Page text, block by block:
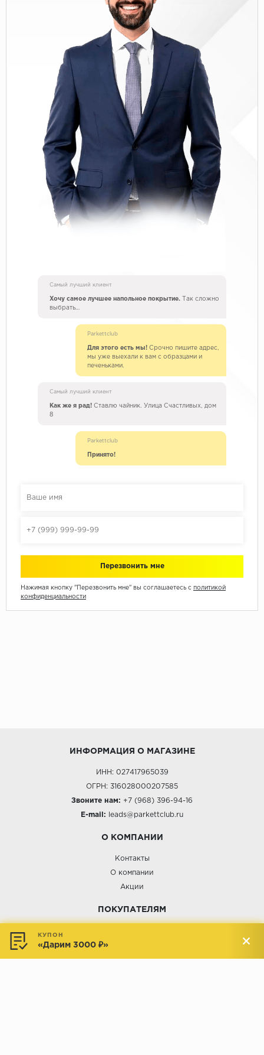
Самый лучший клиент
Хочу самое лучшее напольное покрытие. Так сложно
выбрать…
Parkettclub
Для этого есть мы! Срочно пишите адрес,
мы уже выехали к вам с образцами и
печеньками.
Самый лучший клиент
Как же я рад! Ставлю чайник. Улица Счастливых, дом
8
Parkettclub
Принято!
Нажимая кнопку "Перезвонить мне" вы соглашаетесь с политикой
конфиденциальности
ИНФОРМАЦИЯ О МАГАЗИНЕ
ИНН: 027417965039
ОГРН: 316028000207585
Звоните нам: +7 (968) 396-94-16
E-mail: leads@parkettclub.ru
О КОМПАНИИ
Контакты
О компании
Акции
ПОКУПАТЕЛЯМ
Доставка и оплата
Обмен и возврат
КУПОН
«Дарим 3000 ₽»